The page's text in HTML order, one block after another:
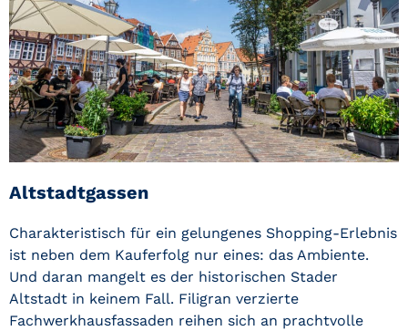
Altstadtgassen
Charakteristisch für ein gelungenes Shopping-Erlebnis
ist neben dem Kauferfolg nur eines: das Ambiente.
Und daran mangelt es der historischen Stader
Altstadt in keinem Fall. Filigran verzierte
Fachwerkhausfassaden reihen sich an prachtvolle